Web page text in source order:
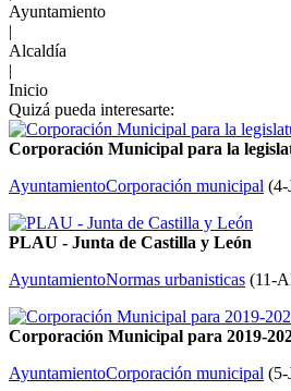
Ayuntamiento
|
Alcaldía
|
Inicio
Quizá pueda interesarte:
Corporación Municipal para la
AyuntamientoCorporación municipal (
PLAU - Junta de Castilla y León
AyuntamientoNormas urbanisticas (11-
Corporación Municipal para 2019-
AyuntamientoCorporación municipal (